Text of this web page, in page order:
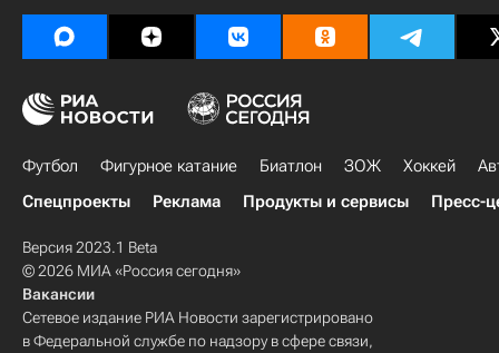
Футбол Фигурное катание Биатлон ЗОЖ Хоккей
Спецпроекты
Реклама Продукты и сервисы Пресс-
Версия 2023.1 Beta
© 2026 МИА «Россия сегодня»
Вакансии
Сетевое издание РИА Новости зарегистрировано
в Федеральной службе по надзору в сфере связи,